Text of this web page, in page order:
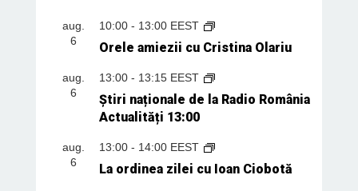
aug.
6
10:00- 13:00 EEST
Orele amiezii cu Cristina Olariu
aug.
6
13:00- 13:15 EEST
Știri naționale de la Radio România
Actualități 13:00
aug.
6
13:00- 14:00 EEST
La ordinea zilei cu Ioan Ciobotă